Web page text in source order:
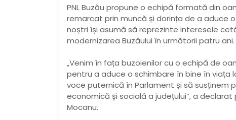
PNL Buzău propune o echipă formată din
remarcat prin muncă și dorința de a aduce
noștri își asumă să reprezinte interesele
modernizarea Buzăului în următorii patru ani.
„Venim în fața buzoienilor cu o echipă de
pentru a aduce o schimbare în bine în viața
voce puternică în Parlament și să
economică și socială a județului”, a declarat
Mocanu.